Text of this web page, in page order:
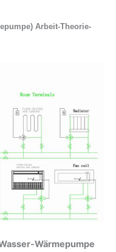
Arbeit-Theorie-
Wärmepumpe